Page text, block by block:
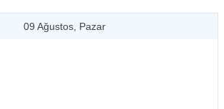
09 Ağustos, Pazar